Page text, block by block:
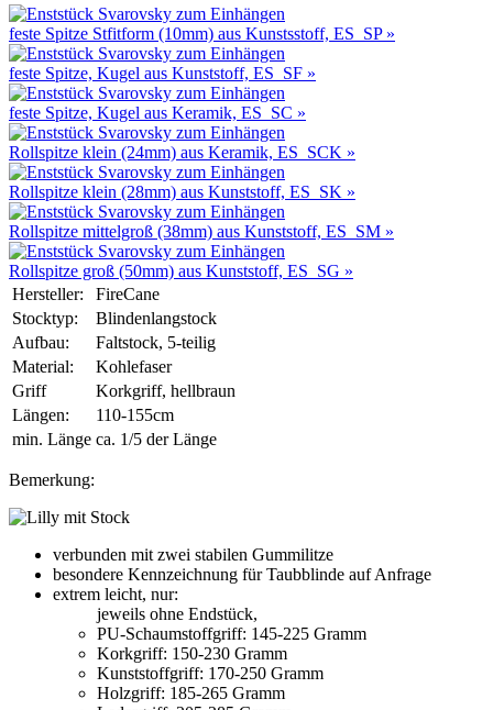
feste Spitze Stfitform (10mm) aus Kunstsstoff, ES_SP »
feste Spitze, Kugel aus Kunststoff, ES_SF »
feste Spitze, Kugel aus Keramik, ES_SC »
Rollspitze klein (24mm) aus Keramik, ES_SCK »
Rollspitze klein (28mm) aus Kunststoff, ES_SK »
Rollspitze mittelgroß (38mm) aus Kunststoff, ES_SM »
Rollspitze groß (50mm) aus Kunststoff, ES_SG »
Hersteller:
FireCane
Stocktyp:
Blindenlangstock
Aufbau:
Faltstock, 5-teilig
Material:
Kohlefaser
Griff
Korkgriff, hellbraun
Längen:
110-155cm
min. Länge ca. 1/5 der Länge
Bemerkung:
verbunden mit zwei stabilen Gummilitze
besondere Kennzeichnung für Taubblinde auf Anfrage
extrem leicht, nur:
jeweils ohne Endstück,
PU-Schaumstoffgriff: 145-225 Gramm
Korkgriff: 150-230 Gramm
Kunststoffgriff: 170-250 Gramm
Holzgriff: 185-265 Gramm